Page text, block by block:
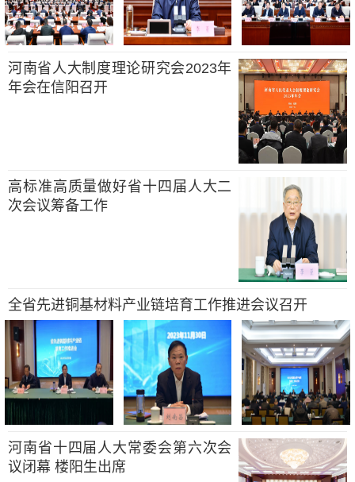
河南省人大制度理论研究会2023年
年会在信阳召开
高标准高质量做好省十四届人大二
次会议筹备工作
全省先进铜基材料产业链培育工作推进会议召开
河南省十四届人大常委会第六次会
议闭幕 楼阳生出席